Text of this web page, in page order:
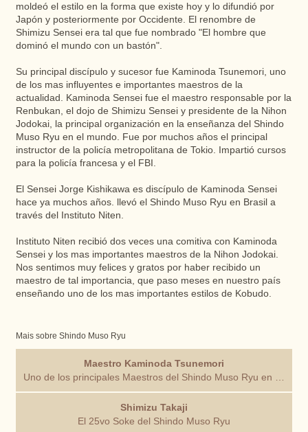
moldeó el estilo en la forma que existe hoy y lo difundió por
Japón y posteriormente por Occidente. El renombre de
Shimizu Sensei era tal que fue nombrado "El hombre que
dominó el mundo con un bastón".
Su principal discípulo y sucesor fue Kaminoda Tsunemori, uno
de los mas influyentes e importantes maestros de la
actualidad. Kaminoda Sensei fue el maestro responsable por la
Renbukan, el dojo de Shimizu Sensei y presidente de la Nihon
Jodokai, la principal organización en la enseñanza del Shindo
Muso Ryu en el mundo. Fue por muchos años el principal
instructor de la policía metropolitana de Tokio. Impartió cursos
para la policía francesa y el FBI.
El Sensei Jorge Kishikawa es discípulo de Kaminoda Sensei
hace ya muchos años. llevó el Shindo Muso Ryu en Brasil a
través del Instituto Niten.
Instituto Niten recibió dos veces una comitiva con Kaminoda
Sensei y los mas importantes maestros de la Nihon Jodokai.
Nos sentimos muy felices y gratos por haber recibido un
maestro de tal importancia, que paso meses en nuestro país
enseñando uno de los mas importantes estilos de Kobudo.
Mais sobre Shindo Muso Ryu
Maestro Kaminoda Tsunemori
Uno de los principales Maestros del Shindo Muso Ryu en esta era.
Shimizu Takaji
El 25vo Soke del Shindo Muso Ryu